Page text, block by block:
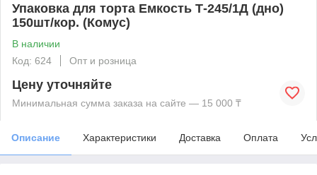
Упаковка для торта Емкость Т-245/1Д (дно)
150шт/кор. (Комус)
В наличии
Код: 624
Опт и розница
Цену уточняйте
Минимальная сумма заказа на сайте — 15 000 ₸
Описание Характеристики Доставка Оплата